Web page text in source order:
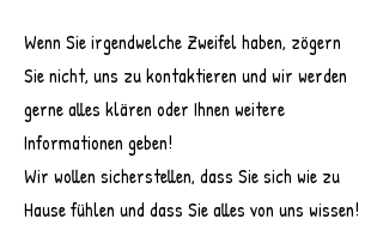
Wenn Sie irgendwelche Zweifel haben, zögern
Sie nicht, uns zu kontaktieren und wir werden
gerne alles klären oder Ihnen weitere
Informationen geben!
Wir wollen sicherstellen, dass Sie sich wie zu
Hause fühlen und dass Sie alles von uns wissen!